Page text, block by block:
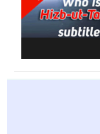
New Al-